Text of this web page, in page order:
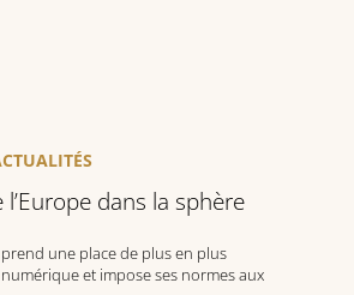
l’Europe dans la sphère
une place de plus en plus
et impose ses normes aux